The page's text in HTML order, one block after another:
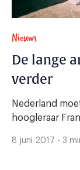
Nieuws
De lange
verder
Nederland
hoogleraar
8 juni 2017 - 3